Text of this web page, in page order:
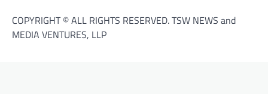
COPYRIGHT © ALL RIGHTS RESERVED. TSW NEWS and
MEDIA VENTURES, LLP